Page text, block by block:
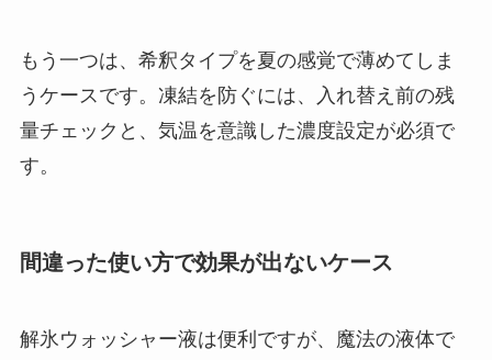
もう一つは、希釈タイプを夏の感覚で薄めてしま
うケースです。凍結を防ぐには、入れ替え前の残
量チェックと、気温を意識した濃度設定が必須で
す。
間違った使い方で効果が出ないケース
解氷ウォッシャー液は便利ですが、魔法の液体で